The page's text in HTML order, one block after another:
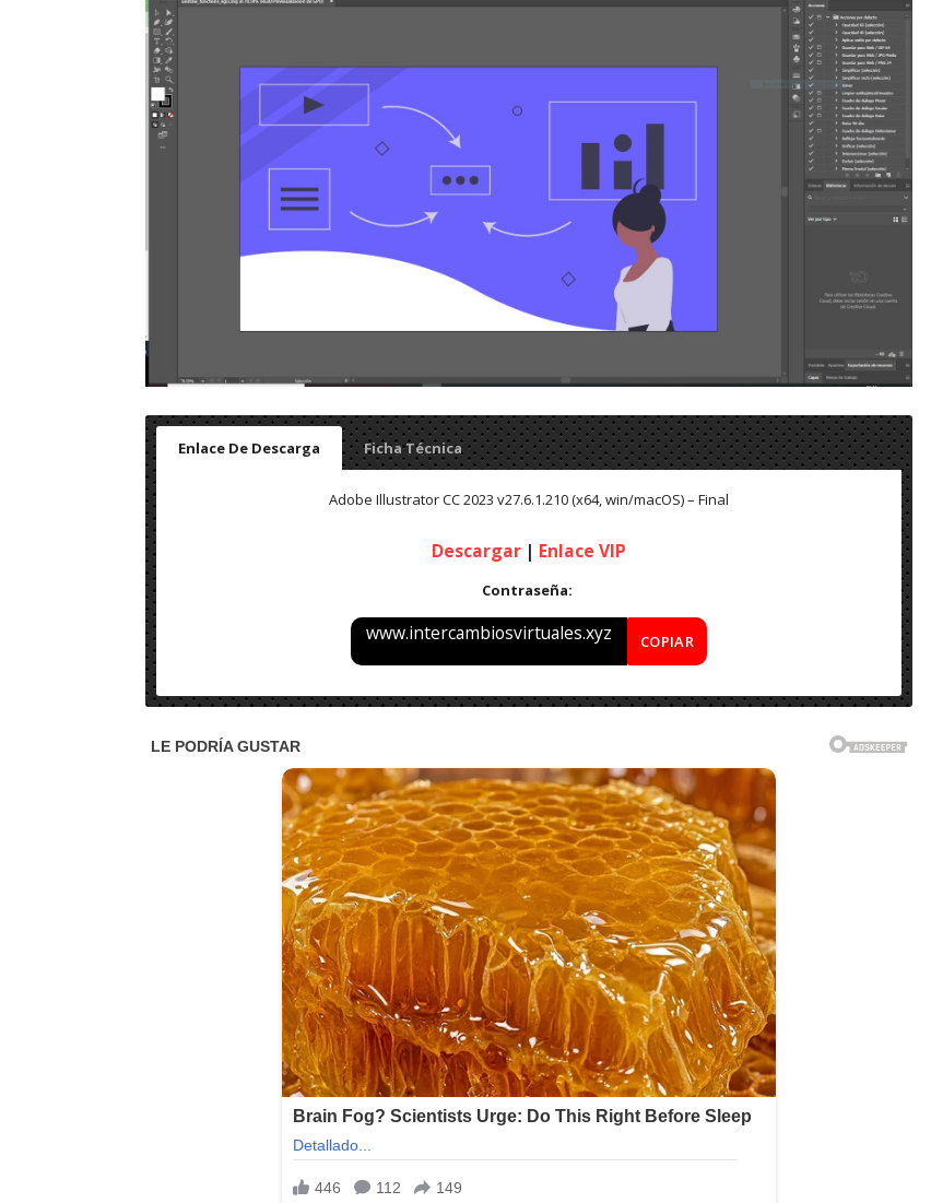
Enlace De Descarga Ficha Técnica
Adobe IllustratorCC 2023 v27.6.1.210 (x64, win/macOS) – Final
Descargar | Enlace VIP
Contraseña:
www.intercambiosvirtuales.xyz COPIAR
Adobe IllustratorCC 2023 v27.6.1.210 – Final
Activación: Pre-Active
Sistema Operativo:Windows (x64 Bits)